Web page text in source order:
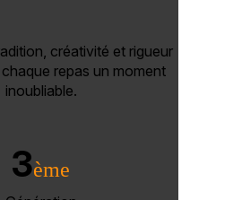
créativité et rigueur
repas un moment
inoubliable.
3ème